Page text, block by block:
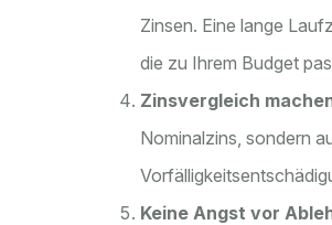
Zinsen. Eine lange
die zu Ihrem Budget
Zinsvergleich
Nominalzins, sondern
Keine Angst vor